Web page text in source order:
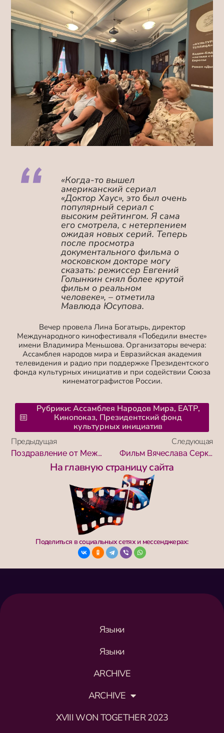
«Когда-то вышел
американский сериал
«Доктор Хаус», это был очень
популярный сериал с
высоким рейтингом. Я сама
его смотрела, с нетерпением
ожидая новых серий. Теперь
после просмотра
документального фильма о
московском докторе могу
сказать: режиссер Евгений
Голынкин снял более крутой
фильм о реальном
человеке», – отметила
Мавлюда Юсупова.
Вечер провела Лина Богатырь, директор
Международного кинофестиваля «Победили вместе»
имени Владимира Меньшова. Организаторы вечера:
Ассамблея народов мира и Евразийская академия
телевидения и радио при поддержке Президентского
фонда культурных инициатив и при содействии Союза
кинематографистов России.
Рубрики: Ассамблея Народов Мира, ЕАТР,
Кинопоказ, Президентский фонд
культурных инициатив
Предыдущая
Поздравление от Международного кинофестиваля «Победили вместе»
Следующая
Фильм Вячеслава Серкеза представят в Центральном офицерском клубе Воздушно-космических сил
На главную страницу сайта
Поделиться в социальных сетях и мессенджерах:
Языки
Языки
ARCHIVE
ARCHIVE
XVIII WON TOGETHER 2023